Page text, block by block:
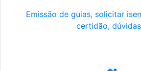
Emissão de guias, solicitar
certidão,